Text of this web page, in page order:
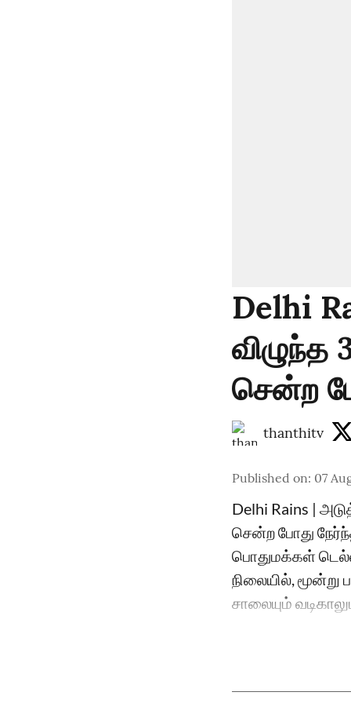
Delhi
சென்ற
thanthitv
Published on: 07
Delhi Rains |
சென்ற போது
பொதுமக்கள்
நிலையில், மூன்று
சாலையும்